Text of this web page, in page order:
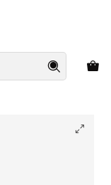
oferta termine!
Sol
Core Raw